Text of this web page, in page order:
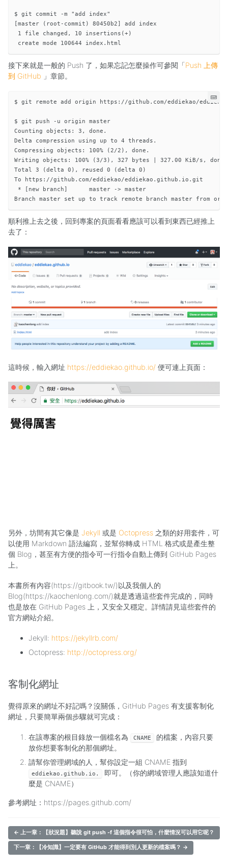
$ git commit -m "add index"
[master (root-commit) 80450b2] add index
1 file changed, 10 insertions(+)
接下來就是一般的 Push 了，如果忘記怎麼操作可參閱「Push 上傳
到 GitHub 」章節。
$ git remote add origin https://github.com/eddiekao/
$ git push -u origin master
Counting objects: 3, done.
Delta compression using up to 4 threads.
Compressing objects: 100% (2/2), done.
Writing objects: 100% (3/3), 327 bytes | 327.00 KiB/s, done.
Total 3 (delta 0), reused 0 (delta 0)
To https://github.com/eddiekao/eddiekao.github.io.git
* [new branch]      master -> master
順利推上去之後，回到專案的頁面看看應該可以看到東西已經推上
去了：
這時候，輸入網址 https://eddiekao.github.io/ 便可連上頁面：
另外，坊間有其它像是 Jekyll 或是 Octopress 之類的好用套件，可
以使用 Markdown 語法編寫，並幫你轉成 HTML 格式或是產生整
個 Blog，甚至有方便的指令可一行指令自動上傳到 GitHub Pages
上。
本書所有內容(https://gitbook.tw/)以及我個人的
Blog(https://kaochenlong.com/)就是透過這些套件完成的，同時
也是放在 GitHub Pages 上，又安全又穩定。詳情請見這些套件的
官方網站介紹。
Jekyll: https://jekyllrb.com/
Octopress: http://octopress.org/
客制化網址
覺得原來的網址不好記嗎？沒關係，GitHub Pages 有支援客制化
網址，只要簡單兩個步驟就可完成：
在該專案的根目錄放一個檔名為 CNAME
的檔案，內容只要
放你想要客制化的那個網址。
請幫你管理網域的人，幫你設定一組 CNAME 指到
eddiekao.github.io.
即可。（你的網域管理人應該知道什
麼是 CNAME）
參考網址：https://pages.github.com/
← 上一章：【狀況題】聽說 git push -f 這個指令很可怕，什麼情況可以用它呢？
下一章：【冷知識】一定要有 GitHub 才能得到別人更新的檔案嗎？ →